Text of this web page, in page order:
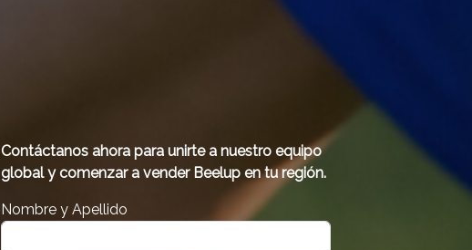
Contáctanos ahora para unirte a nuestro equipo
global y comenzar a vender Beelup en tu región.
Nombre y Apellido